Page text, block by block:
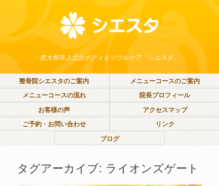
東大和市上北台ボディ＆ソウルケア「シエスタ」
整骨院シエスタのご案内
メニューコースのご案内
メニューコースの流れ
院長プロフィール
お客様の声
アクセスマップ
ご予約・お問い合わせ
リンク
ブログ
タグアーカイブ: ライオンズゲート